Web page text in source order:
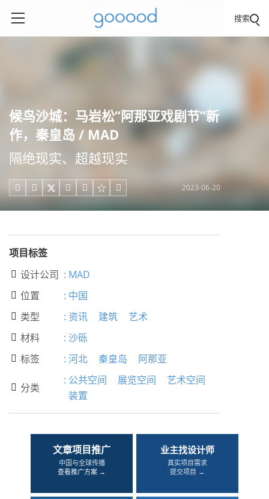
搜索
候鸟沙城：马岩松“阿那亚戏剧节”新
作，秦皇岛 / MAD
隔绝现实、超越现实
     2023-06-20
项目标签
 设计公司 : MAD
 位置 : 中国
 类型 : 资讯 建筑 艺术
 材料 : 沙砾
 标签 : 河北 秦皇岛 阿那亚
 分类
: 公共空间 展览空间
艺术空间
装置
文章项目推广
中国与全球传播
查看推广方案 →
业主找设计师
真实项目需求
提交项目 →